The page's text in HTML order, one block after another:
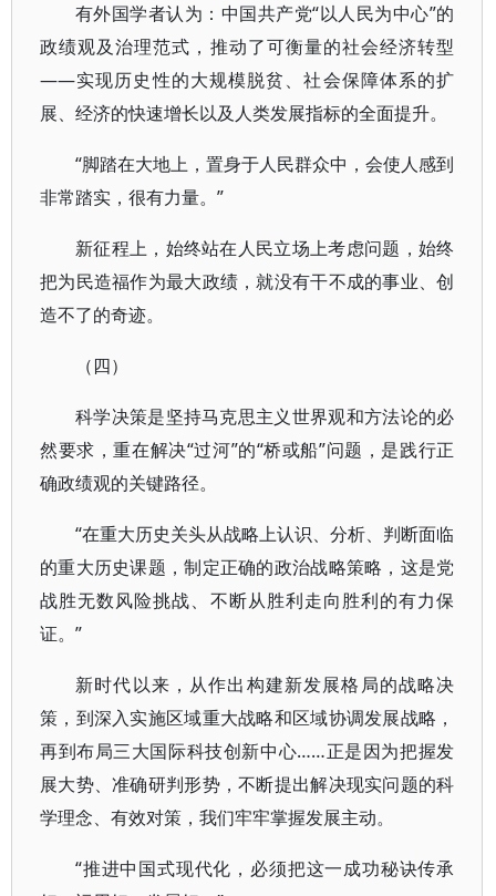
有外国学者认为：中国共产党“以人民为中心”的
政绩观及治理范式，推动了可衡量的社会经济转型
——实现历史性的大规模脱贫、社会保障体系的扩
展、经济的快速增长以及人类发展指标的全面提升。
“脚踏在大地上，置身于人民群众中，会使人感到
非常踏实，很有力量。”
新征程上，始终站在人民立场上考虑问题，始终
把为民造福作为最大政绩，就没有干不成的事业、创
造不了的奇迹。
（四）
科学决策是坚持马克思主义世界观和方法论的必
然要求，重在解决“过河”的“桥或船”问题，是践行正
确政绩观的关键路径。
“在重大历史关头从战略上认识、分析、判断面临
的重大历史课题，制定正确的政治战略策略，这是党
战胜无数风险挑战、不断从胜利走向胜利的有力保
证。”
新时代以来，从作出构建新发展格局的战略决
策，到深入实施区域重大战略和区域协调发展战略，
再到布局三大国际科技创新中心……正是因为把握发
展大势、准确研判形势，不断提出解决现实问题的科
学理念、有效对策，我们牢牢掌握发展主动。
“推进中国式现代化，必须把这一成功秘诀传承